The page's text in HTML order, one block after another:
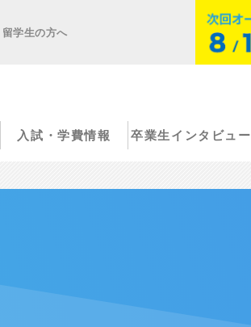
留学生の方へ
入試・学費情報 卒業生インタビュー